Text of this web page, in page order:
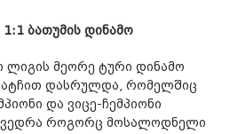
ბათუმის დინამო
მეორე ტური დინამო
დასრულდა, რომელშიც
და ვიცე-ჩემპიონი
როგორც მოსალოდნელი